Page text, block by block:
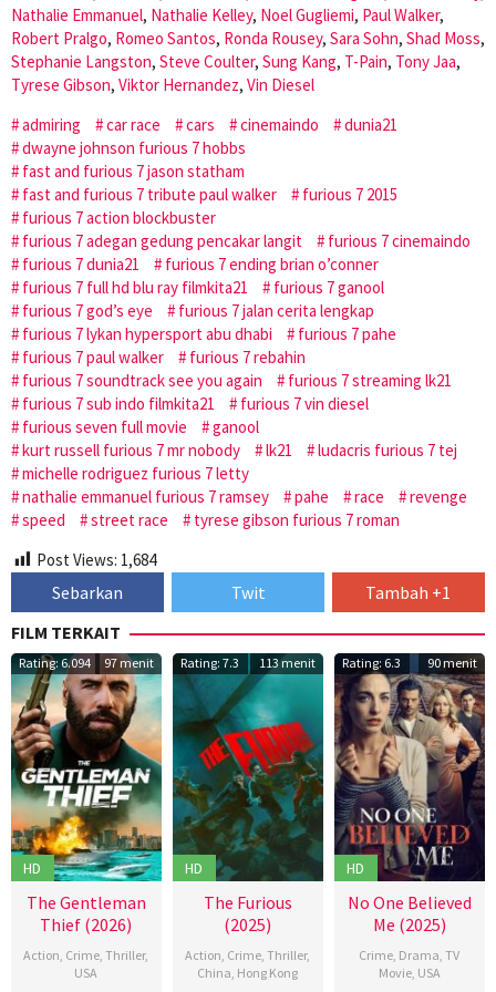
Nathalie Emmanuel, Nathalie Kelley, Noel Gugliemi, Paul Walker,
Robert Pralgo, Romeo Santos, Ronda Rousey, Sara Sohn, Shad Moss,
Stephanie Langston, Steve Coulter, Sung Kang, T-Pain, Tony Jaa,
Tyrese Gibson, Viktor Hernandez, Vin Diesel
admiring
car race cars cinemaindo
dunia21
dwayne johnson furious 7 hobbs
fast and furious 7 jason statham
fast and furious 7 tribute paul walker
furious 7 2015
furious 7 action blockbuster
furious 7 adegan gedung pencakar langit
furious 7 cinemaindo
furious 7 dunia21
furious 7 ending brian o’conner
furious 7 full hd blu ray filmkita21
furious 7 ganool
furious 7 god’s eye
furious 7 jalan cerita lengkap
furious 7 lykan hypersport abu dhabi
furious 7 pahe
furious 7 paul walker
furious 7 rebahin
furious 7 soundtrack see you again
furious 7 streaming lk21
furious 7 sub indo filmkita21
furious 7 vin diesel
furious seven full movie
ganool
kurt russell furious 7 mr nobody
lk21
ludacris furious 7 tej
michelle rodriguez furious 7 letty
nathalie emmanuel furious 7 ramsey
pahe race
revenge
speed
street race
tyrese gibson furious 7 roman
Post Views: 1,684
Sebarkan Twit
Tambah +1
FILM TERKAIT
Rating: 6.094 97 menit
HD
The Gentleman
Thief (2026)
Action, Crime,Thriller,
USA
Rating: 7.3 113 menit
HD
The Furious
(2025)
Action, Crime,Thriller,
China, Hong Kong
Rating: 6.3 90 menit
HD
No One Believed
Me (2025)
Crime, Drama,TV
Movie, USA